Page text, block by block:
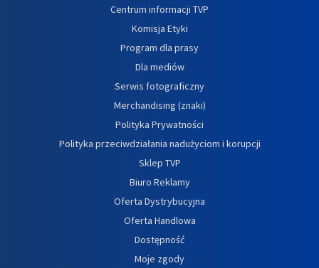
Centrum informacji TVP
Komisja Etyki
Program dla prasy
Dla mediów
Serwis fotograficzny
Merchandising (znaki)
Polityka Prywatności
Polityka przeciwdziałania nadużyciom i korupcji
Sklep TVP
Biuro Reklamy
Oferta Dystrybucyjna
Oferta Handlowa
Dostępność
Moje zgody